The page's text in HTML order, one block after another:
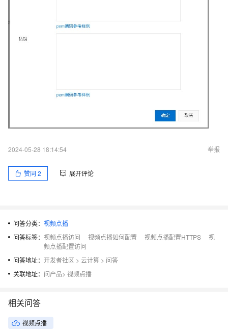
2024-05-28 18:14:54 举报
赞同 2 展开评论
问答分类： 视频点播
问答标签： 视频点播访问 视频点播如何配置 视频点播配置HTTPS
视
频点播配置访问
问答地址： 开发者社区 > 云计算 > 问答
关联地址： 问产品> 视频点播
相关问答
视频点播